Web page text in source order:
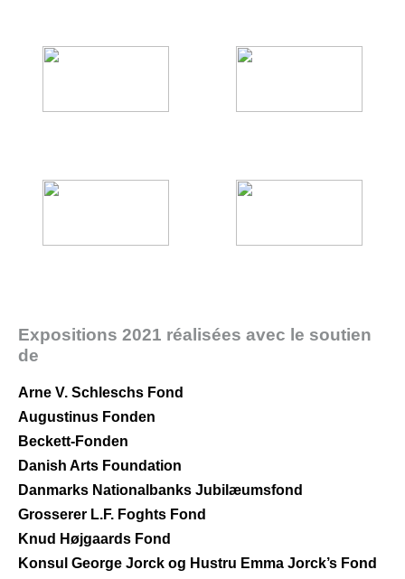
Expositions 2021 réalisées avec le soutien
de
Arne V. Schleschs Fond
Augustinus Fonden
Beckett-Fonden
Danish Arts Foundation
Danmarks Nationalbanks Jubilæumsfond
Grosserer L.F. Foghts Fond
Knud Højgaards Fond
Konsul George Jorck og Hustru Emma Jorck’s Fond